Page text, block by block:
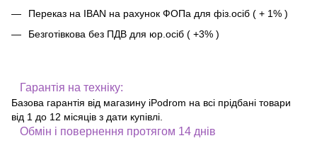
Переказ на IBAN на рахунок ФОПа для фіз.осіб ( + 1% )
Безготівкова без ПДВ для юр.осіб ( +3% )
Гарантія на техніку:
Базова гарантія від магазину iPodrom на всі прідбані товари
від 1 до 12 місяців з дати купівлі.
Обмін і повернення протягом 14 днів